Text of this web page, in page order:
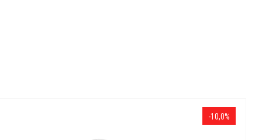
-10,0%